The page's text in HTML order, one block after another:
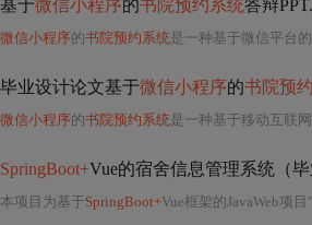
基于微信小程序的书院预约系统答辩
微信小程序的书院预约系统是一种基于微信平台
毕业设计论文基于微信小程序的书院预
微信小程序的书院预约系统是一种基于移动互联
SpringBoot+Vue的宿舍信息管理系统（毕
本项目为基于SpringBoot+Vue框架的JavaWeb项目"宿舍信息管理系统"